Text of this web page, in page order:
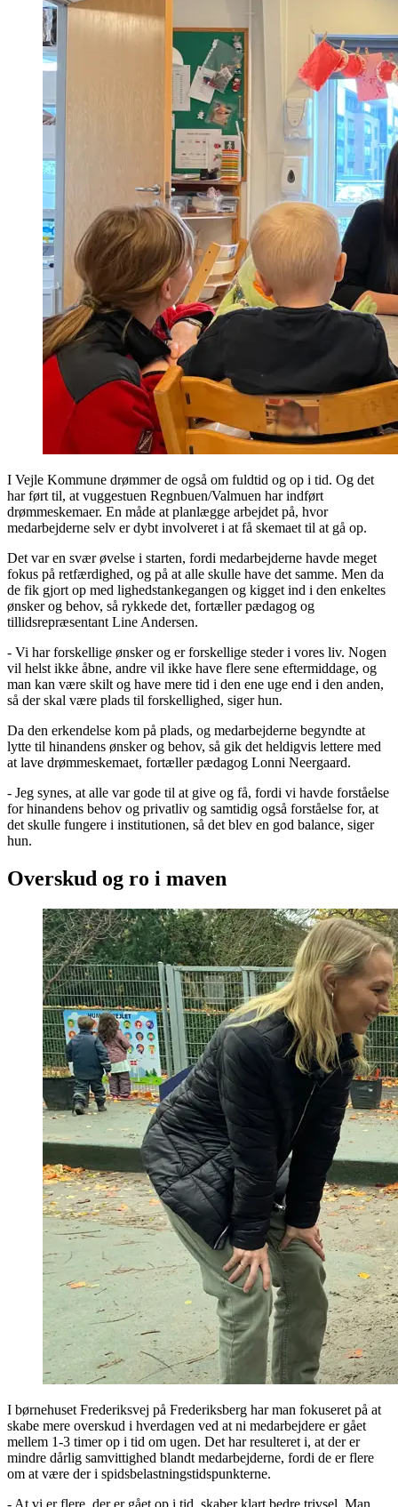
I Vejle Kommune drømmer de også om fuldtid og op i tid. Og det
har ført til, at vuggestuen Regnbuen/Valmuen har indført
drømmeskemaer. En måde at planlægge arbejdet på, hvor
medarbejderne selv er dybt involveret i at få skemaet til at gå op.
Det var en svær øvelse i starten, fordi medarbejderne havde meget
fokus på retfærdighed, og på at alle skulle have det samme. Men da
de fik gjort op med lighedstankegangen og kigget ind i den enkeltes
ønsker og behov, så rykkede det, fortæller pædagog og
tillidsrepræsentant Line Andersen.
- Vi har forskellige ønsker og er forskellige steder i vores liv. Nogen
vil helst ikke åbne, andre vil ikke have flere sene eftermiddage, og
man kan være skilt og have mere tid i den ene uge end i den anden,
så der skal være plads til forskellighed, siger hun.
Da den erkendelse kom på plads, og medarbejderne begyndte at
lytte til hinandens ønsker og behov, så gik det heldigvis lettere med
at lave drømmeskemaet, fortæller pædagog Lonni Neergaard.
- Jeg synes, at alle var gode til at give og få, fordi vi havde forståelse
for hinandens behov og privatliv og samtidig også forståelse for, at
det skulle fungere i institutionen, så det blev en god balance, siger
hun.
Overskud og ro i maven
I børnehuset Frederiksvej på Frederiksberg har man fokuseret på at
skabe mere overskud i hverdagen ved at ni medarbejdere er gået
mellem 1-3 timer op i tid om ugen. Det har resulteret i, at der er
mindre dårlig samvittighed blandt medarbejderne, fordi de er flere
om at være der i spidsbelastningstidspunkterne.
- At vi er flere, der er gået op i tid, skaber klart bedre trivsel. Man